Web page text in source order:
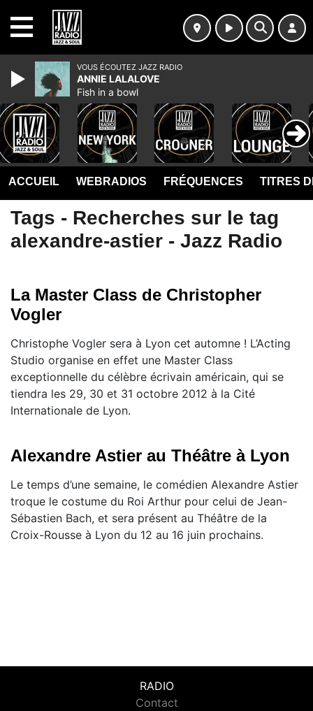
ACCUEIL WEBRADIOS FRÉQUENCES TITRES
Tags - Recherches sur le tag
alexandre-astier - Jazz Radio
La Master Class de Christopher
Vogler
Christophe Vogler sera à Lyon cet automne ! L’Acting
Studio organise en effet une Master Class
exceptionnelle du célèbre écrivain américain, qui se
tiendra les 29, 30 et 31 octobre 2012 à la Cité
Internationale de Lyon.
Alexandre Astier au Théâtre à Lyon
Le temps d’une semaine, le comédien Alexandre Astier
troque le costume du Roi Arthur pour celui de Jean-
Sébastien Bach, et sera présent au Théâtre de la
Croix-Rousse à Lyon du 12 au 16 juin prochains.
RADIO
Contact
VOUS ÉCOUTEZ JAZZ RADIO
ANNIE LALALOVE
Fish in a bowl